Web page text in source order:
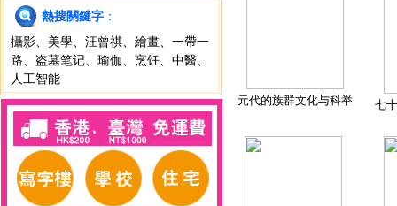
熱搜關鍵字 ：
攝影
美學 汪曾祺 繪畫
一帶一
路
盗墓笔记 瑜伽 烹饪 中醫
人工智能
元代的族群文化与科举 七